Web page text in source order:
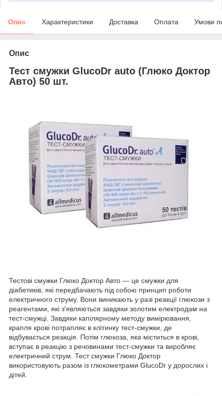
Опис Характеристики Доставка Оплата Умови
Опис
Тест смужки GlucoDr auto (Глюко Доктор
Авто) 50 шт.
Тестові смужки Глюко Доктор Авто — це смужки для
діабетиків, які передбачають під собою принцип роботи
електричного струму. Вони виникають у разі реакції глюкози з
реагентами, які з'являються завдяки золотим електродам на
тест-смужці. Завдяки капілярному методу вимірювання,
крапля крові потрапляє в клітинку тест-смужки, де
відбувається реакція. Потім глюкоза, яка міститься в крові,
вступає в реакцію з речовинами тест-смужки та виробляє
електричний струм. Тест смужки Глюко Доктор
використовують разом із глюкометрами GlucoDr у дорослих і
дітей.